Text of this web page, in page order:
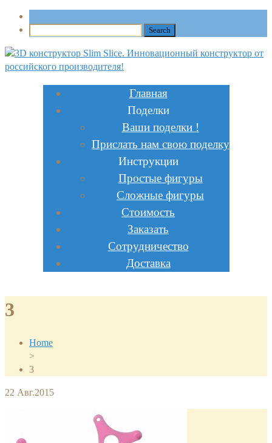
Главная
Поделки
Ваши поделки !
Прислать нам свою поделку
Инструкции
Простые фигуры
Сложные фигуры
Стоимость
Заказать
Сотрудничество
Доставка
3
Home
>
3
22 Авг.2015